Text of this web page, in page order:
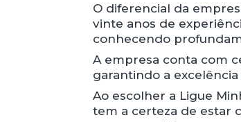
O diferencial da
vinte anos de
conhecendo
A empresa conta com
garantindo a
Ao escolher a Ligue
tem a certeza de estar